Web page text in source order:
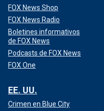
FOX News Shop
FOX News Radio
Boletines informativos
de FOX News
Podcasts de FOX News
FOX One
EE. UU.
Crimen en Blue City